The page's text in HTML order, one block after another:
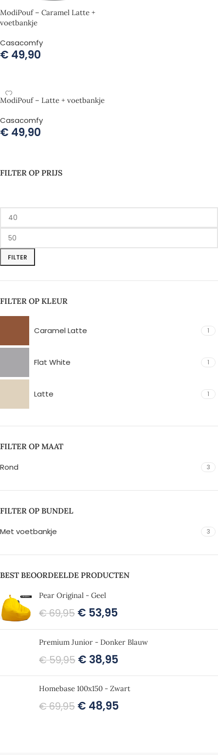
FILTER OP PRIJS
FILTER
FILTER OP KLEUR
Caramel Latte 1
Flat White 1
Latte 1
FILTER OP MAAT
Rond 3
FILTER OP BUNDEL
Met voetbankje 3
BEST BEOORDEELDE PRODUCTEN
Pear Original - Geel
€69,95 € 53,95
Premium Junior - Donker Blauw
€59,95 € 38,95
Homebase 100x150 - Zwart
€69,95 € 48,95
ModiPouf – Caramel Latte +
voetbankje
Casacomfy
€ 49,90
ModiPouf – Latte + voetbankje
Casacomfy
€ 49,90